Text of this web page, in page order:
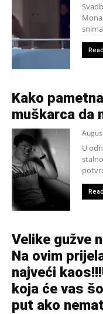
Kako
muškarca da
U
Velike gužve
Na ovim
najveći
koja će vas
put ako